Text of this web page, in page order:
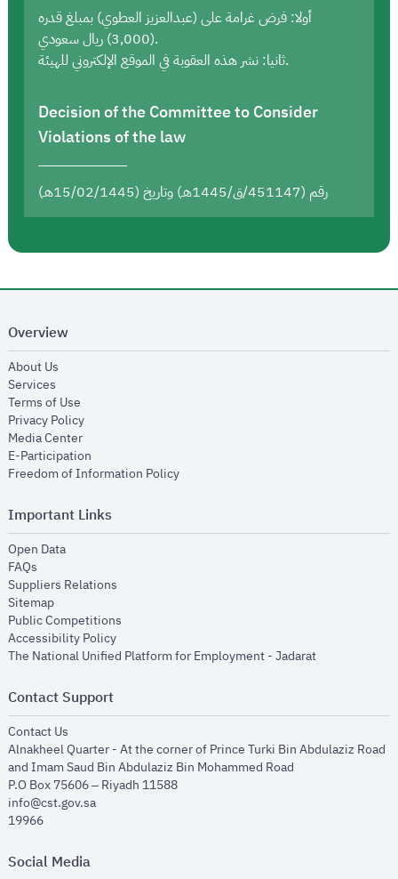
أولا: فرض غرامة على (عبدالعزيز العطوي) بمبلغ قدره
(3,000) ريال سعودي.
ثانيا: نشر هذه العقوبة في الموقع الإلكتروني للهيئة.
Decision of the Committee to Consider
Violations of the law
رقم (451147/ق/1445هـ) وتاريخ (15/02/1445هـ)
Overview
About Us
Services
Terms of Use
Privacy Policyopens in new window
Media Centeropens in new window
E-Participation
Freedom of Information Policyopens in new window
Important Links
Open Dataopens in new window
FAQs
Suppliers Relations
Sitemapopens in new window
Public Competitions
Accessibility Policyopens in new window
The National Unified Platform for Employment - Jadaratopens in new
Contact Support
Contact Us
Alnakheel Quarter - At the corner of Prince Turki Bin Abdulaziz Road
and Imam Saud Bin Abdulaziz Bin Mohammed Road​
P.O Box 75606 – Riyadh 11588
info@cst.gov.sa
19966
Social Media